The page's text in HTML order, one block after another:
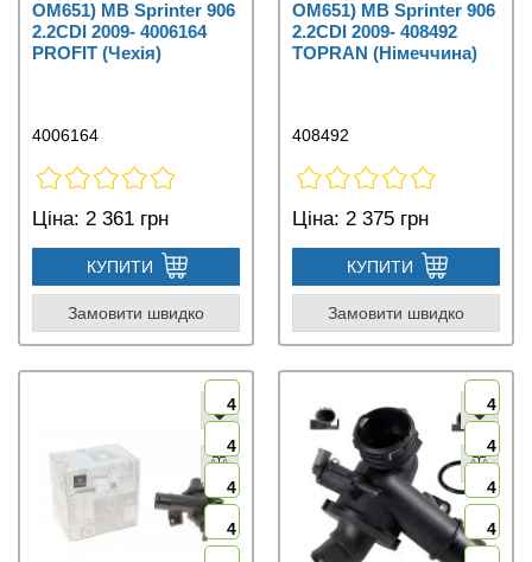
OM651) MB Sprinter 906
2.2CDI 2009- 4006164
PROFIT (Чехія)
4006164
Ціна: 2 361 грн
КУПИТИ
Замовити швидко
OM651) MB Sprinter 906
2.2CDI 2009- 408492
TOPRAN (Німеччина)
408492
Ціна: 2 375 грн
КУПИТИ
Замовити швидко
4
4
4
4
4
4
4
4